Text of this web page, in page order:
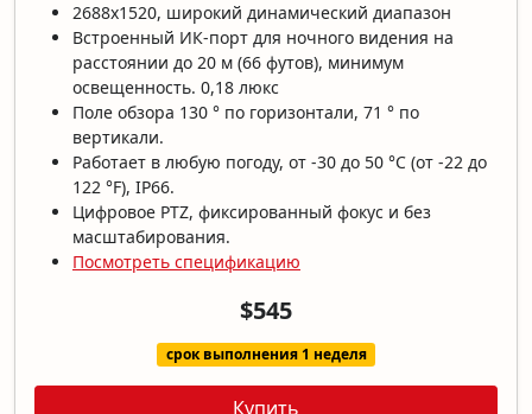
2688x1520, широкий динамический диапазон
Встроенный ИК-порт для ночного видения на
расстоянии до 20 м (66 футов), минимум
освещенность. 0,18 люкс
Поле обзора 130 ° по горизонтали, 71 ° по
вертикали.
Работает в любую погоду, от -30 до 50 °C (от -22 до
122 °F), IP66.
Цифровое PTZ, фиксированный фокус и без
масштабирования.
Посмотреть спецификацию
$545
срок выполнения 1 неделя
Купить